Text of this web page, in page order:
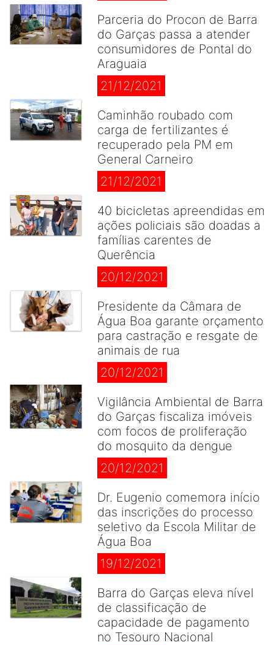
Parceria do Procon de Barra
do Garças passa a atender
consumidores de Pontal do
Araguaia
21/12/2021
Caminhão roubado com
carga de fertilizantes é
recuperado pela PM em
General Carneiro
21/12/2021
40 bicicletas apreendidas em
ações policiais são doadas a
famílias carentes de
Querência
20/12/2021
Presidente da Câmara de
Água Boa garante orçamento
para castração e resgate de
animais de rua
20/12/2021
Vigilância Ambiental de Barra
do Garças fiscaliza imóveis
com focos de proliferação
do mosquito da dengue
20/12/2021
Dr. Eugenio comemora início
das inscrições do processo
seletivo da Escola Militar de
Água Boa
19/12/2021
Barra do Garças eleva nível
de classificação de
capacidade de pagamento
no Tesouro Nacional